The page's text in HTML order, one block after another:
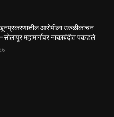
आरोपीला उरुळीकांचन
महामार्गावर नाकाबंदीत पकडले